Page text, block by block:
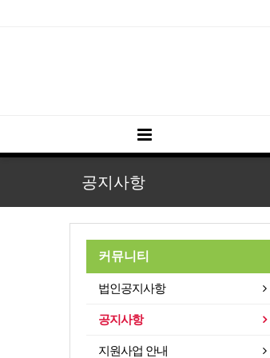
공지사항
커뮤니티
법인공지사항
공지사항
지원사업 안내